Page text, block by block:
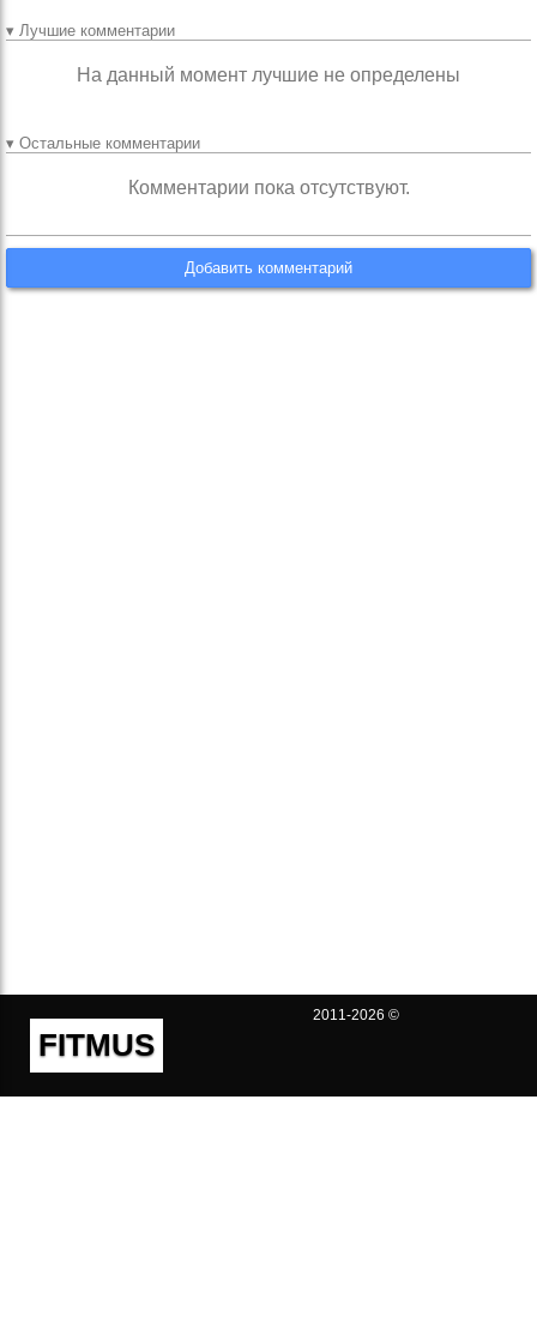
▾ Лучшие комментарии
На данный момент лучшие не определены
▾ Остальные комментарии
Комментарии пока отсутствуют.
Добавить комментарий
FITMUS
2011-2026 ©